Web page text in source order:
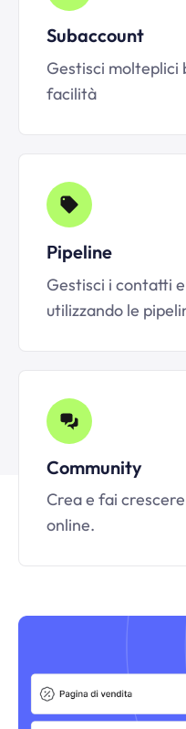
Subaccount
Gestisci molteplici
facilità
Pipeline
Gestisci i contatti
utilizzando le
Community
Crea e fai
online.